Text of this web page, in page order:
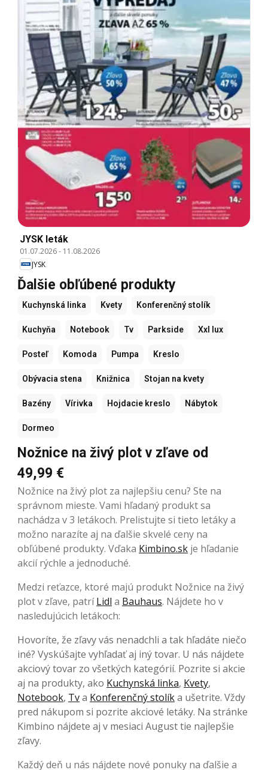
JYSK leták
01.07.2026- 11.08.2026
JYSK
Ďalšie obľúbené produkty
Kuchynská linka Kvety Konferenčný stolík
Kuchyňa Notebook Tv Parkside Xxl lux
Posteľ Komoda Pumpa Kreslo
Obývacia stena Knižnica Stojan na kvety
Bazény Vírivka Hojdacie kreslo Nábytok
Dormeo
Nožnice na živý plot v zľave od
49,99 €
Nožnice na živý plot za najlepšiu cenu? Ste na
správnom mieste. Vami hľadaný produkt sa
nachádza v 3 letákoch. Prelistujte si tieto letáky a
možno narazíte aj na ďalšie skvelé ceny na
obľúbené produkty. Vďaka Kimbino.sk je hľadanie
akcií rýchle a jednoduché.
Medzi reťazce, ktoré majú produkt Nožnice na živý
plot v zľave, patríLidl a Bauhaus. Nájdete ho v
nasledujúcich letákoch:
Hovoríte, že zľavy vás nenadchli a tak hľadáte niečo
iné? Vyskúšajte vyhľadať aj iný tovar. U nás nájdete
akciový tovar zo všetkých kategórií. Pozrite si akcie
aj na produkty, ako Kuchynská linka, Kvety,
Notebook, Tva Konferenčný stolíka ušetrite. Vždy
pred nákupom si pozrite akciové letáky. Na stránke
Kimbino nájdete aj v mesiaci August tie najlepšie
zľavy.
Každý deň u nás nájdete nové ponuky na ďalšie a